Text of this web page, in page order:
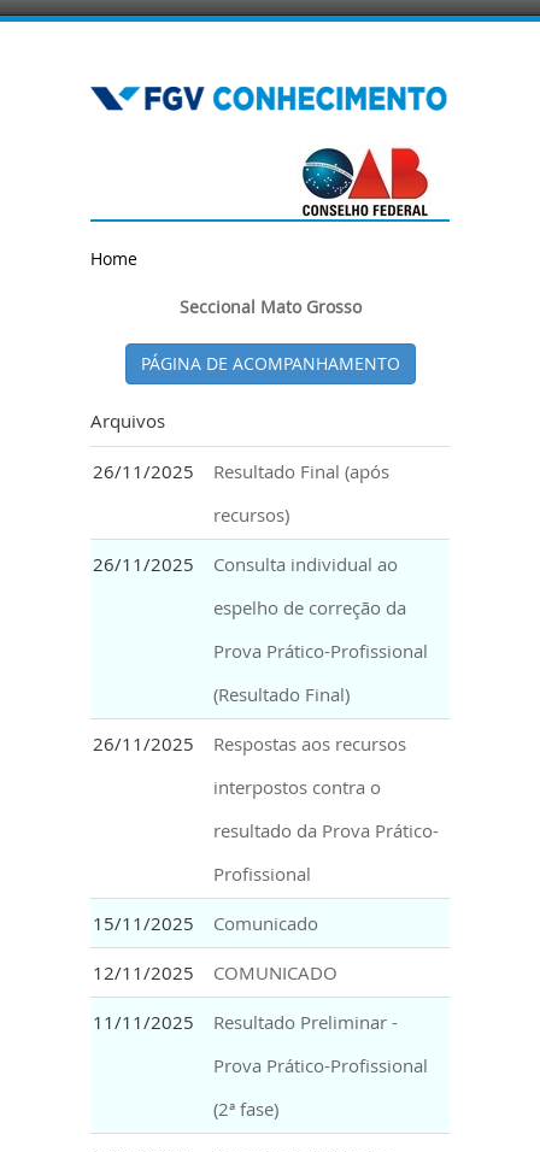
Home
Seccional Mato Grosso
PÁGINA DE ACOMPANHAMENTO
Arquivos
26/11/2025
Resultado Final (após
recursos)
26/11/2025
Consulta individual ao
espelho de correção da
Prova Prático-Profissional
(Resultado Final)
26/11/2025
Respostas aos recursos
interpostos contra o
resultado da Prova Prático-
Profissional
15/11/2025 Comunicado
12/11/2025 COMUNICADO
11/11/2025
Resultado Preliminar -
Prova Prático-Profissional
(2ª fase)